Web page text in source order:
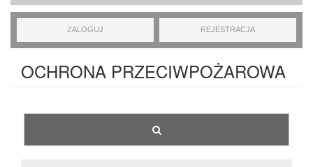
ZALOGUJ REJESTRACJA
OCHRONA PRZECIWPOŻAROWA